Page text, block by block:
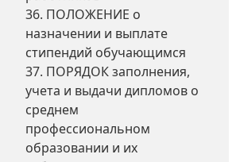
36. ПОЛОЖЕНИЕ о
назначении и выплате
стипендий обучающимся
37. ПОРЯДОК заполнения,
учета и выдачи дипломов о
среднем
профессиональном
образовании и их